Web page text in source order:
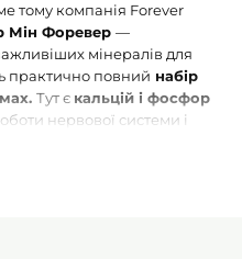
тому компанія Forever
Мін Форевер —
мінералів для
практично повний набір
Тут є кальцій і фосфор
нервової системи і